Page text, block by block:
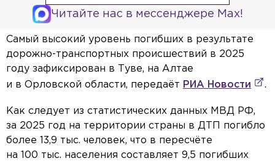
Читайте нас в мессенджере Max!
Самый высокий уровень погибших в результате
дорожно-транспортных происшествий в 2025
году зафиксирован в Туве, на Алтае
и в Орловской области, передаёт РИА Новости .
Как следует из статистических данных МВД РФ,
за 2025 год на территории страны в ДТП погибло
более 13,9 тыс. человек, что в пересчёте
на 100 тыс. населения составляет 9,5 погибших